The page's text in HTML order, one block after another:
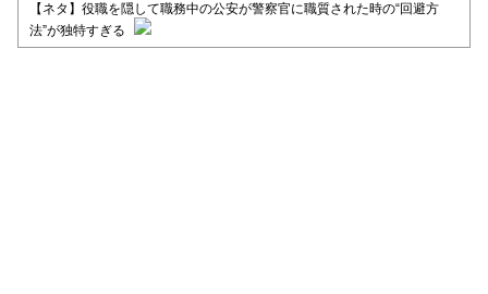
【ネタ】役職を隠して職務中の公安が警察官に職質された時の“回避方
法”が独特すぎる